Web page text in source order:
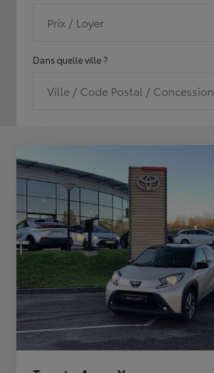
Prix / Loyer
Dans quelle ville ?
Ville / Code Postal / Concession